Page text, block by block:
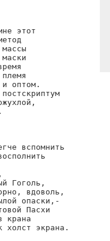
этот
оптом.
вспомнить
Гоголь,
вдоволь,
опаски,-
Пасхи
крана
холст экрана.